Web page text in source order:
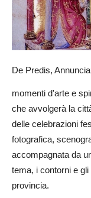
De Predis,
momenti d'arte e
che avvolgerà la
delle celebrazioni
fotografica,
accompagnata da
tema, i contorni e
provincia.